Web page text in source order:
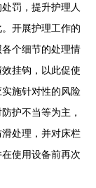
罚，提升护理人
开展护理工作的
个细节的处理情
挂钩，以此促使
施针对性的风险
护不当等为主，
处理，并对床栏
使用设备前再次